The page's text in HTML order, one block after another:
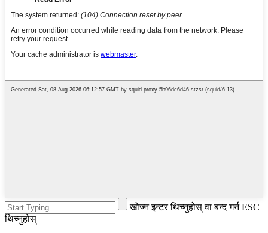
खोज्न इन्टर थिच्नुहोस् वा बन्द गर्न ESC
थिच्नुहोस्